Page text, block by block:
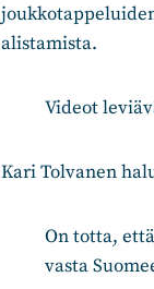
alistamista.
Videot
Kari Tolvanen
On totta,
vasta